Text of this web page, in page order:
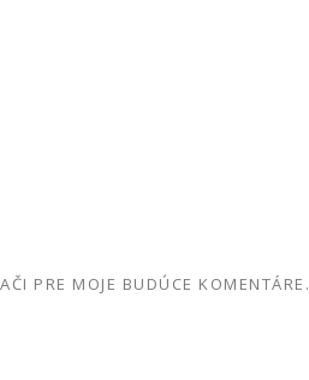
PRE MOJE BUDÚCE KOMENTÁRE.